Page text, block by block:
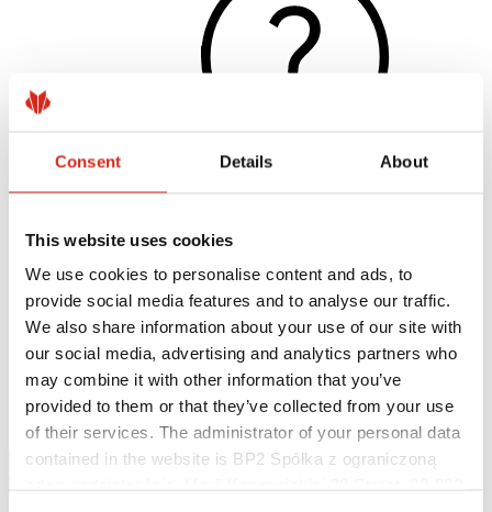
Consent Details About
This website uses cookies
We use cookies to personalise content and ads, to
provide social media features and to analyse our traffic.
We also share information about your use of our site with
our social media, advertising and analytics partners who
may combine it with other information that you’ve
provided to them or that they’ve collected from your use
of their services. The administrator of your personal data
contained in the website is BP2 Spółka z ograniczoną
Užitočné odkazy
Nátery, farby a záruky
Registrácia záruky
Realizácie a inšpirácie
Súbory na stiahnutie
Nájsť zhotoviteľa
Knižnica BIM
Najčastejšie otázky (FAQ)
Na stiahnutie
Kontakty